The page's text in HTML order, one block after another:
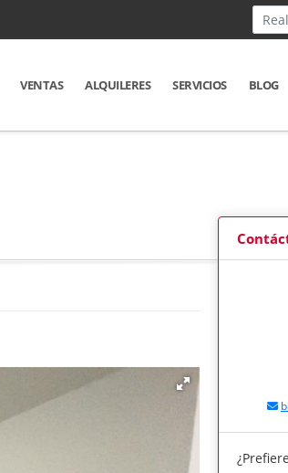
VENTAS ALQUILERES SERVICIOS BLOG